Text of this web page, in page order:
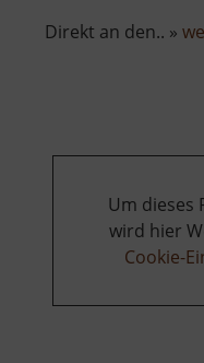
Direkt an den.. »
Um dieses
wird hier
Cookie-